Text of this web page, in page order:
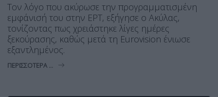
Τον λόγο που ακύρωσε την προγραμματισμένη
εμφάνισή του στην ΕΡΤ, εξήγησε ο Ακύλας,
τονίζοντας πως χρειάστηκε λίγες ημέρες
ξεκούρασης, καθώς μετά τη Eurovision ένιωσε
εξαντλημένος.
ΠΕΡΙΣΣΌΤΕΡΑ ...